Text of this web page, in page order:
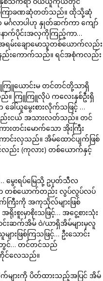
မကြာခဏဆုံတတ်သည်။ ထိုသို့ဆုံ
င်္ဂလာပါဟု နှုတ်ဆက်ကာ ကျော်
ာက်ပိုင်းအလှကိုကြည့်ကာ…
မ်းချောမောသူတစ်ယောက်လည်း
နည်းကောက်သည်။ ရင်အစုံကလည်း
ကြူယောင်းမ တင်တင်တို့သာရှိ
။ ကြူကြူလိုပဲ ကလေးနှစ်ဦးရှိ
ေါ်ယူမွေးစားလိုက်သဖြင့် …
းငယ် အသားလတ်သည်။ တင်
တင်းမောက်သော အိုးကြီး
ာင်းလှသည်။ အိမ်ထောင်ပျက်ဖြစ်
လည်း (ကုလား) တစ်ယောက်နှင့်
မွေးရပ်မြေသို့ ဥပုတ်သီလ
မှာ တစ်ယောက်တည်း လွပ်လွပ်လပ်
ကြီးကို အကုသိုလ်များဖြစ်
စူးမှာစိုးသဖြင့်… အငွေ့စားသုံး
ာင်းဆက်အိမ် ဝဲ/ယာရှိအိမ်များမှလူ
ဖြစ်ကြသဖြင့်… ဦးသောင်း
တွင်… တင်တင်သည်
ကိုင်လေသည်။
က်များကို ပိတ်ထားသည့်အပြင် အိမ်